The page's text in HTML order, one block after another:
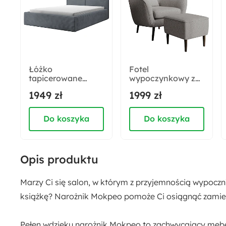
Szerokość otomany:
52 cm
Głębokość siedziska bez poduszek:
81 cm
Pomieszczenie:
Tak
Łóżko
tapicerowane
z pojemnikiem i
siłownikiem
gazowym szare
sztruks
1949 zł
Do koszyka
Fotel
wypoczynkowy z
Vence szary boucle
nóżki czarne
1999 zł
Do koszyka
Opis produktu
Marzy Ci się salon, w którym z przyjemnością
książkę? Narożnik Mokpeo pomoże Ci osiągnąć